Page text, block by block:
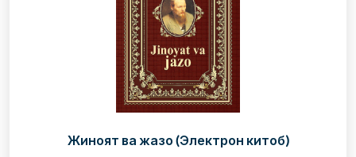
Жиноят ва жазо (Электрон китоб)